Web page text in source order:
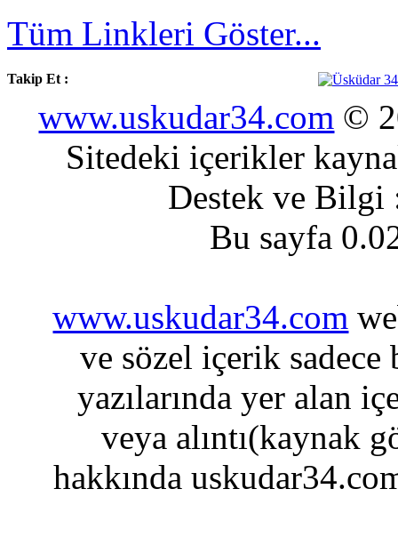
Tüm Linkleri Göster...
Takip Et :
www.uskudar34.com ©
Sitedeki içerikler
Destek ve
Bu sayfa
www.uskudar34.com
ve sözel içerik sadece
yazılarında yer alan
veya alıntı(kaynak
hakkında